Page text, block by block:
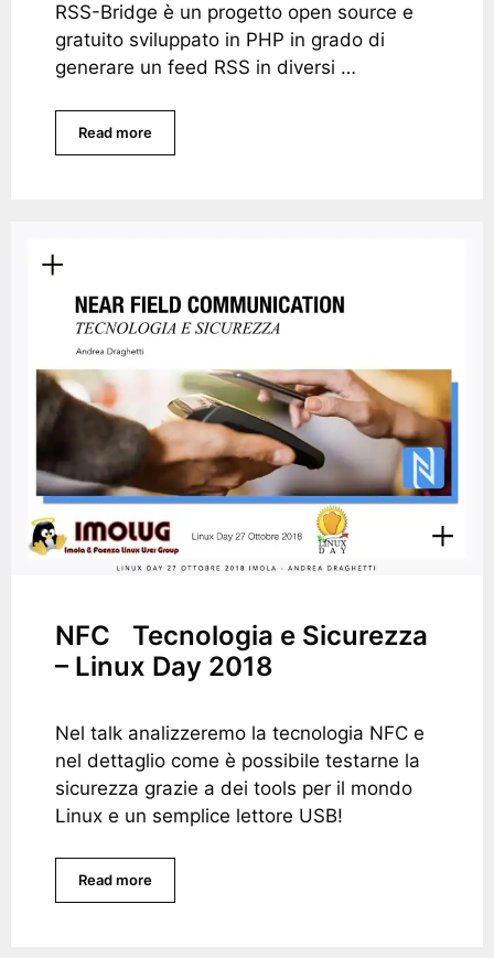
RSS-Bridge è un progetto open source e
gratuito sviluppato in PHP in grado di
generare un feed RSS in diversi …
Read more
NFC Tecnologia e Sicurezza
– Linux Day 2018
Nel talk analizzeremo la tecnologia NFC e
nel dettaglio come è possibile testarne la
sicurezza grazie a dei tools per il mondo
Linux e un semplice lettore USB!
Read more